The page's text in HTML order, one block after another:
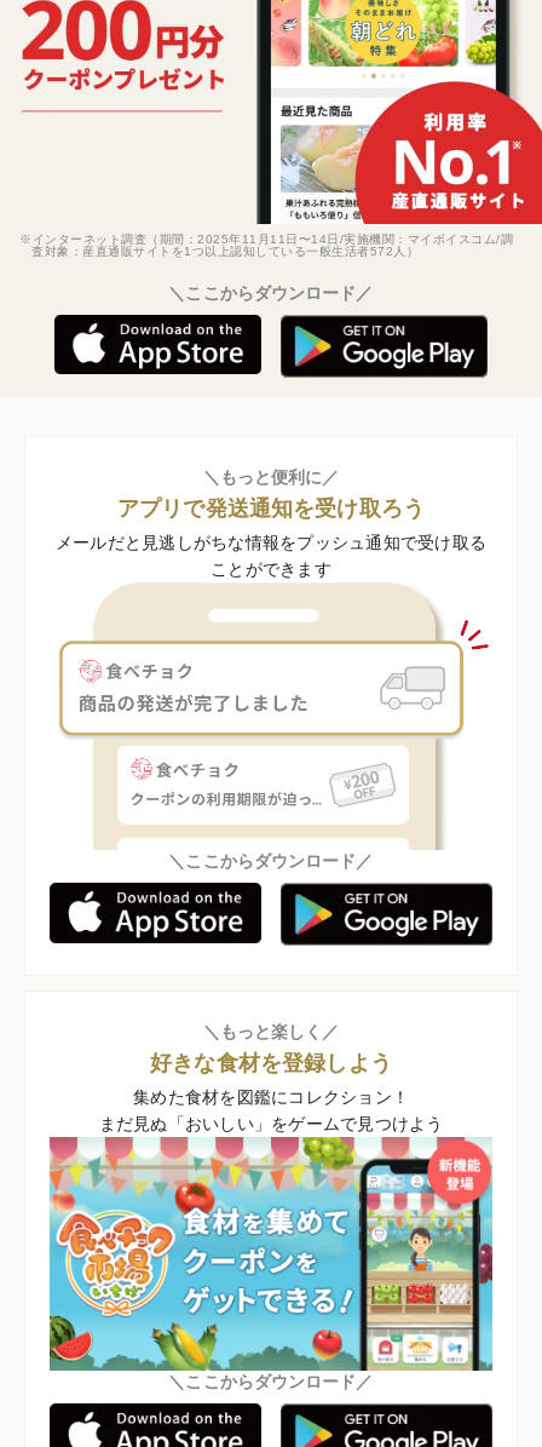
※インターネット調査（期間：2025年11月11日〜14日/実施機関：マイボイスコム/調
査対象：産直通販サイトを1つ以上認知している一般生活者572人）
＼ここからダウンロード／
＼もっと便利に／
アプリで発送通知を受け取ろう
メールだと見逃しがちな情報をプッシュ通知で受け取る
ことができます
＼ここからダウンロード／
＼もっと楽しく／
好きな食材を登録しよう
集めた食材を図鑑にコレクション！
まだ見ぬ「おいしい」をゲームで見つけよう
＼ここからダウンロード／